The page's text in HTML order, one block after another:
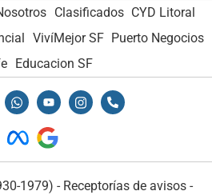
Clasificados CYD Litoral
VivíMejor SF Puerto Negocios
Educacion SF
1979) - Receptorías de avisos -